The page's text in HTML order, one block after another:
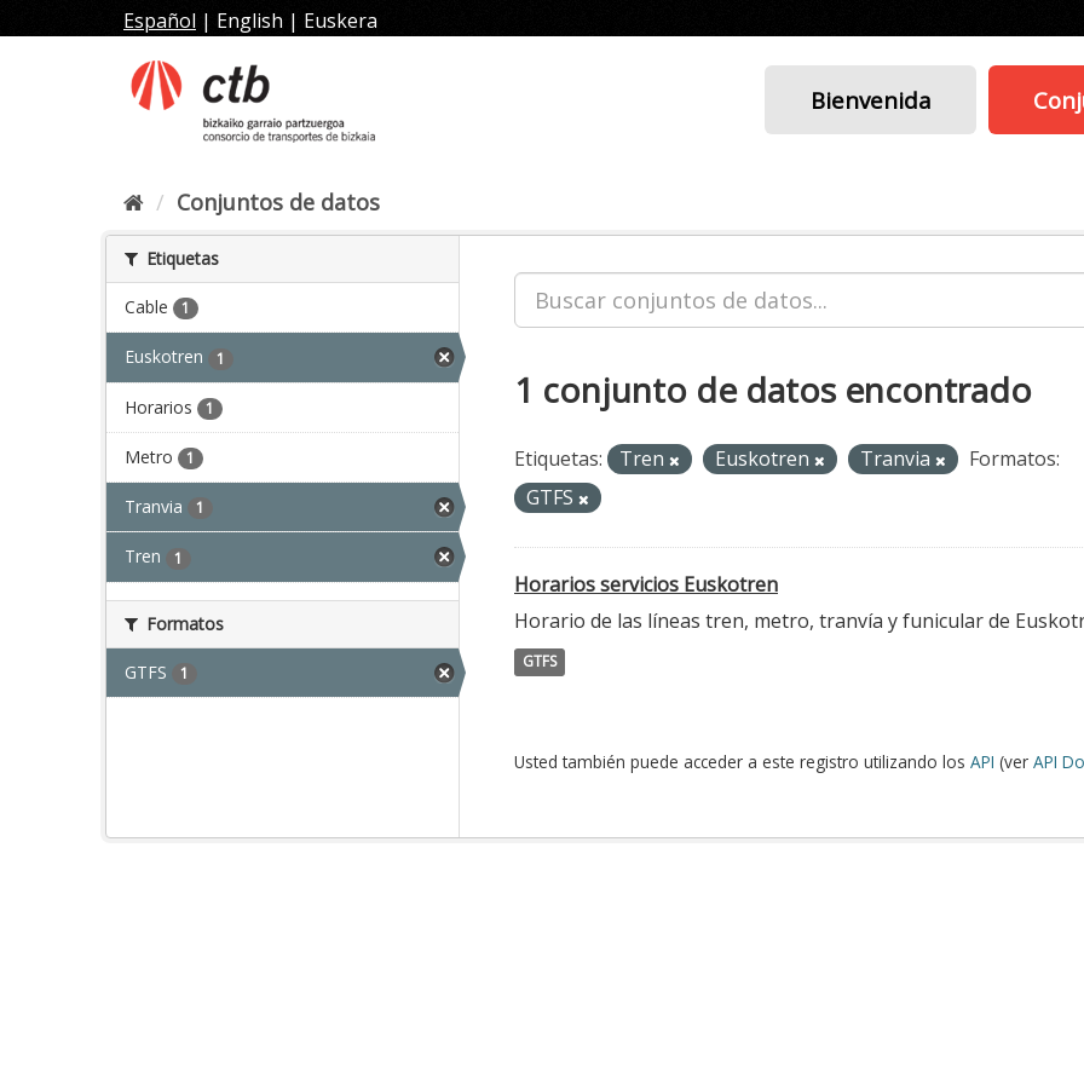
al
Español | English | Euskera
Bienvenida
Conjuntos de datos
Etiquetas
Cable 1
Euskotren 1
Horarios 1
Metro 1
Tranvia 1
Tren 1
Formatos
GTFS 1
1 conjunto de datos encontrado
Etiquetas: Tren Euskotren Tranvia
Formatos:
GTFS
Horarios servicios Euskotren
Horario de las líneas tren, metro, tranvía y funicular de
GTFS
Usted también puede acceder a este registro utilizando los API (ver API